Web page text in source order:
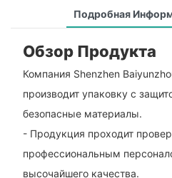
Подробная
Обзор Продукта
Компания Shenzhen
производит упаковку с
безопасные материалы.
- Продукция проходит
профессиональным
высочайшего качества.